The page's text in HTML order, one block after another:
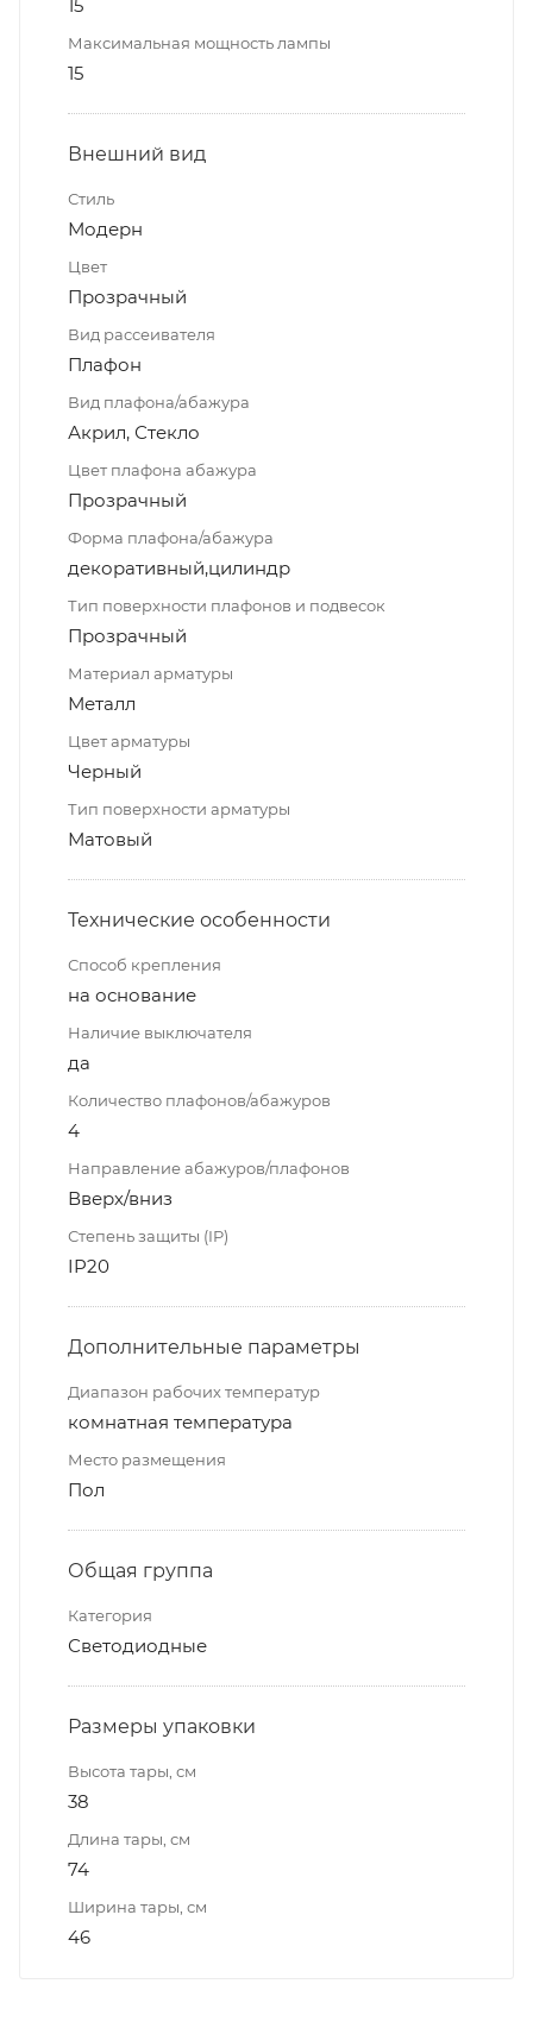
15
Максимальная мощность лампы
15
Внешний вид
Стиль
Модерн
Цвет
Прозрачный
Вид рассеивателя
Плафон
Вид плафона/абажура
Акрил, Стекло
Цвет плафона абажура
Прозрачный
Форма плафона/абажура
декоративный,цилиндр
Тип поверхности плафонов и подвесок
Прозрачный
Материал арматуры
Металл
Цвет арматуры
Черный
Тип поверхности арматуры
Матовый
Технические особенности
Способ крепления
на основание
Наличие выключателя
да
Количество плафонов/абажуров
4
Направление абажуров/плафонов
Вверх/вниз
Степень защиты (IP)
IP20
Дополнительные параметры
Диапазон рабочих температур
комнатная температура
Место размещения
Пол
Общая группа
Категория
Светодиодные
Размеры упаковки
Высота тары, см
38
Длина тары, см
74
Ширина тары, см
46